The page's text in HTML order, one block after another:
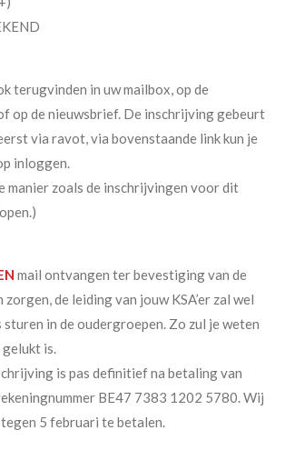
terugvinden in uw mailbox, op de
op de nieuwsbrief. De inschrijving gebeurt
via ravot, via bovenstaande link kun je
inloggen.
manier zoals de inschrijvingen voor dit
mail ontvangen ter bevestiging van de
de leiding van jouw KSA’er zal wel
in de oudergroepen. Zo zul je weten
is.
is pas definitief na betaling van
BE47 7383 1202 5780. Wij
5 februari te betalen.